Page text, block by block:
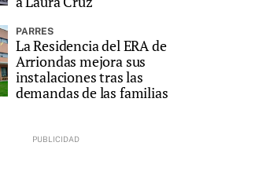
PARRES
La Residencia del ERA de
Arriondas mejora sus
instalaciones tras las
demandas de las familias